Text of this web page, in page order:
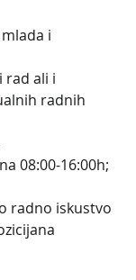
i
rad ali i
radnih
08:00-16:00h;
radno iskustvo